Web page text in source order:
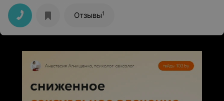
спрашивать у тренера, потом у девочек, потом в том
зале, затем еще раз туда, где же переодеваются и
занимаются. Около 10 минут заняла вся эта ситуация.
Потом она встала, спустилась к одной из раздевалок,
сказала: "Вот, спросите у девочек!" Занавес. P.S.
именно раздевалка мне нужна и где находится,
замечательная тренер все рассказала. В конце еще
перепутали в гардеробе мою верхнюю одежду.
специалисты по фитнесу хорошие, а администратор
явно не на своем месте.
Отзывы1